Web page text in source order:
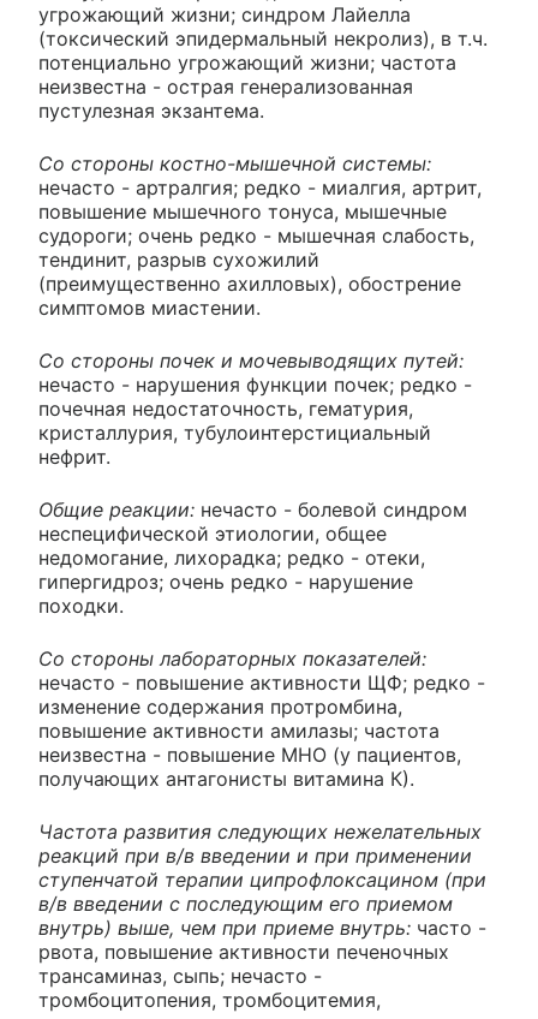
угрожающий жизни; синдром Лайелла
(токсический эпидермальный некролиз), в т.ч.
потенциально угрожающий жизни; частота
неизвестна - острая генерализованная
пустулезная экзантема.
Со стороны костно-мышечной системы:
нечасто - артралгия; редко - миалгия, артрит,
повышение мышечного тонуса, мышечные
судороги; очень редко - мышечная слабость,
тендинит, разрыв сухожилий
(преимущественно ахилловых), обострение
симптомов миастении.
Со стороны почек и мочевыводящих путей:
нечасто - нарушения функции почек; редко -
почечная недостаточность, гематурия,
кристаллурия, тубулоинтерстициальный
нефрит.
Общие реакции: нечасто - болевой синдром
неспецифической этиологии, общее
недомогание, лихорадка; редко - отеки,
гипергидроз; очень редко - нарушение
походки.
Со стороны лабораторных показателей:
нечасто - повышение активности ЩФ; редко -
изменение содержания протромбина,
повышение активности амилазы; частота
неизвестна - повышение МНО (у пациентов,
получающих антагонисты витамина К).
Частота развития следующих нежелательных
реакций при в/в введении и при применении
ступенчатой терапии ципрофлоксацином (при
в/в введении с последующим его приемом
внутрь) выше, чем при приеме внутрь: часто -
рвота, повышение активности печеночных
трансаминаз, сыпь; нечасто -
тромбоцитопения, тромбоцитемия,